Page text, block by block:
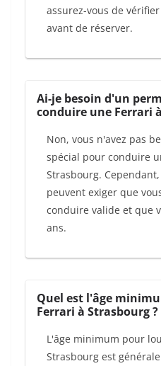
assurez-vous de
avant de réserver.
Ai-je besoin d'un
conduire une Ferrari
Non, vous n'avez pas
spécial pour conduire
Strasbourg.
peuvent exiger que
conduire valide et que
ans.
Quel est l'âge
Ferrari à Strasbourg ?
L'âge minimum pour
Strasbourg est